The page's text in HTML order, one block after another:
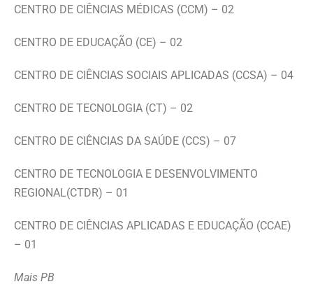
CENTRO DE CIÊNCIAS MÉDICAS (CCM) – 02
CENTRO DE EDUCAÇÃO (CE) – 02
CENTRO DE CIÊNCIAS SOCIAIS APLICADAS (CCSA) – 04
CENTRO DE TECNOLOGIA (CT) – 02
CENTRO DE CIÊNCIAS DA SAÚDE (CCS) – 07
CENTRO DE TECNOLOGIA E DESENVOLVIMENTO
REGIONAL(CTDR) – 01
CENTRO DE CIÊNCIAS APLICADAS E EDUCAÇÃO (CCAE)
– 01
Mais PB